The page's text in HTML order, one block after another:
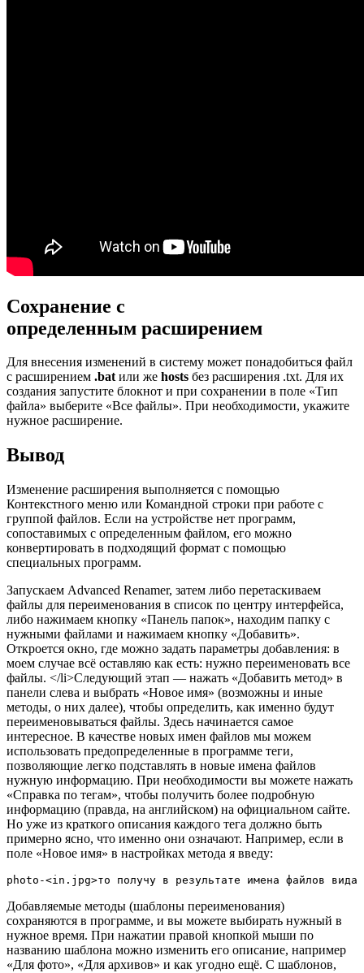
Сохранение с
определенным расширением
Для внесения изменений в систему может понадобиться файл
с расширением .batили же hosts без расширения .txt. Для их
создания запустите блокнот и при сохранении в поле «Тип
файла» выберите «Все файлы». При необходимости, укажите
нужное расширение.
Вывод
Изменение расширения выполняется с помощью
Контекстного меню или Командной строки при работе с
группой файлов. Если на устройстве нет программ,
сопоставимых с определенным файлом, его можно
конвертировать в подходящий формат с помощью
специальных программ.
Запускаем Advanced Renamer, затем либо перетаскиваем
файлы для переименования в список по центру интерфейса,
либо нажимаем кнопку «Панель папок», находим папку с
нужными файлами и нажимаем кнопку «Добавить».
Откроется окно, где можно задать параметры добавления: в
моем случае всё оставляю как есть: нужно переименовать все
файлы. </li>Следующий этап — нажать «Добавить метод» в
панели слева и выбрать «Новое имя» (возможны и иные
методы, о них далее), чтобы определить, как именно будут
переименовываться файлы. Здесь начинается самое
интересное. В качестве новых имен файлов мы можем
использовать предопределенные в программе теги,
позволяющие легко подставлять в новые имена файлов
нужную информацию. При необходимости вы можете нажать
«Справка по тегам», чтобы получить более подробную
информацию (правда, на английском) на официальном сайте.
Но уже из краткого описания каждого тега должно быть
примерно ясно, что именно они означают. Например, если в
поле «Новое имя» в настройках метода я введу:
photo-<in.jpg>то получу в результате имена файлов вида
Добавляемые методы (шаблоны переименования)
сохраняются в программе, и вы можете выбирать нужный в
нужное время. При нажатии правой кнопкой мыши по
названию шаблона можно изменить его описание, например
«Для фото», «Для архивов» и как угодно ещё. С шаблонов,